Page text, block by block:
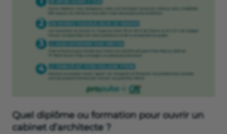
Quel diplôme ou formation pour ouvrir un
cabinet d’architecte ?